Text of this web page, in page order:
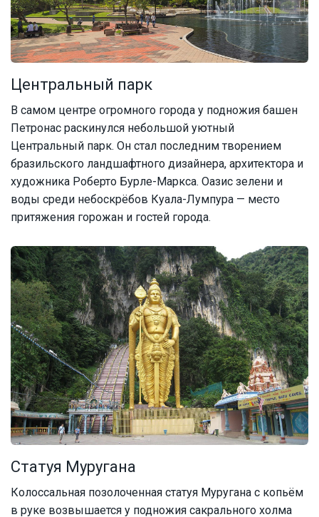
Центральный парк
В самом центре огромного города у подножия башен
Петронас раскинулся небольшой уютный
Центральный парк. Он стал последним творением
бразильского ландшафтного дизайнера, архитектора и
художника Роберто Бурле-Маркса. Оазис зелени и
воды среди небоскрёбов Куала-Лумпура — место
притяжения горожан и гостей города.
Статуя Муругана
Колоссальная позолоченная статуя Муругана с копьём
в руке возвышается у подножия сакрального холма